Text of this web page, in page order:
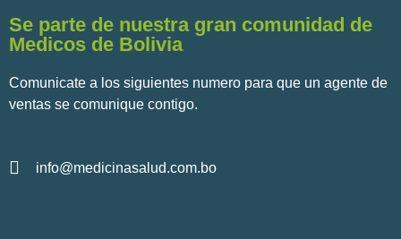
Se parte de nuestra gran comunidad de
Medicos de Bolivia
Comunicate a los siguientes numero para que un agente de
ventas se comunique contigo.
info@medicinasalud.com.bo